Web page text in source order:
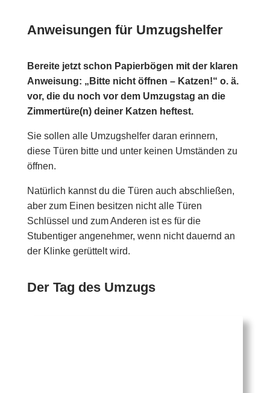
Anweisungen für Umzugshelfer
Bereite jetzt schon Papierbögen mit der klaren
Anweisung: „Bitte nicht öffnen – Katzen!“ o. ä.
vor, die du noch vor dem Umzugstag an die
Zimmertüre(n) deiner Katzen heftest.
Sie sollen alle Umzugshelfer daran erinnern,
diese Türen bitte und unter keinen Umständen zu
öffnen.
Natürlich kannst du die Türen auch abschließen,
aber zum Einen besitzen nicht alle Türen
Schlüssel und zum Anderen ist es für die
Stubentiger angenehmer, wenn nicht dauernd an
der Klinke gerüttelt wird.
Der Tag des Umzugs